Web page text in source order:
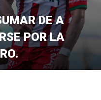
DE A
POR LA